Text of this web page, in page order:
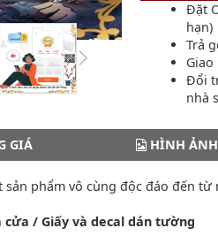
Đặt
hạn)
Trả
Đổi
nhà
GIÁ HÌNH ẢNH
sản phẩm vô cùng độc đáo đến từ
/ Giấy và decal dán tường